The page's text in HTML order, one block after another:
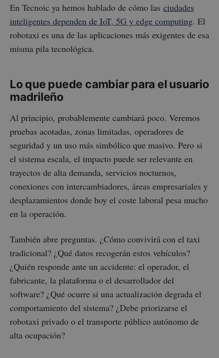
En Tecnoic ya hemos hablado de cómo las ciudades
inteligentes dependen de IoT, 5G y edge computing. El
robotaxi es una de las aplicaciones más exigentes de esa
misma pila tecnológica.
Lo que puede cambiar para el usuario
madrileño
Al principio, probablemente cambiará poco. Veremos
pruebas acotadas, zonas limitadas, operadores de
seguridad y un uso más simbólico que masivo. Pero si
el sistema escala, el impacto puede ser relevante en
trayectos de alta demanda, servicios nocturnos,
conexiones con intercambiadores, áreas empresariales y
desplazamientos donde hoy el coste laboral pesa mucho
en la operación.
También abre preguntas. ¿Cómo convivirá con el taxi
tradicional? ¿Qué datos recogerán estos vehículos?
¿Quién responde ante un accidente: el operador, el
fabricante, la plataforma o el desarrollador del
software? ¿Qué ocurre si una actualización degrada el
comportamiento del sistema? ¿Debe priorizarse el
robotaxi privado o el transporte público autónomo de
alta ocupación?